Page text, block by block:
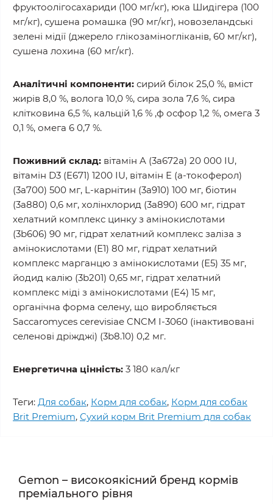
фруктоолігосахариди (100 мг/кг), юка Шидігера (100
мг/кг), сушена ромашка (90 мг/кг), новозеландські
зелені мідії (джерело глікозаміногліканів, 60 мг/кг),
сушена лохина (60 мг/кг).
Аналітичні компоненти: сирий білок 25,0 %, вміст
жирів 8,0 %, волога 10,0 %, сира зола 7,6 %, сира
клітковина 6,5 %, кальцій 1,6 % ,ф осфор 1,2 %, омега 3
0,1 %, омега 6 0,7 %.
Поживний склад: вітамін A (3a672a) 20 000 IU,
вітамін D3 (E671) 1200 IU, вітамін E (a-токоферол)
(3a700) 500 мг, L-карнітин (3a910) 100 мг, біотин
(3a880) 0,6 мг, холінхлорид (3a890) 600 мг, гідрат
хелатний комплекс цинку з амінокислотами
(3b606) 90 мг, гідрат хелатний комплекс заліза з
амінокислотами (Е1) 80 мг, гідрат хелатний
комплекс марганцю з амінокислотами (Е5) 35 мг,
йодид калію (3b201) 0,65 мг, гідрат хелатний
комплекс міді з амінокислотами (Е4) 15 мг,
органічна форма селену, що виробляється
Saccaromyces cerevisiae CNCM I-3060 (інактивовані
селенові дріжджі) (3b8.10) 0,2 мг.
Енергетична цінність: 3 180 кал/кг
Теги: Для собак, Корм для собак, Корм для собак
Brit Premium, Сухий корм Brit Premium для собак
Gemon – високоякісний бренд кормів
преміального рівня